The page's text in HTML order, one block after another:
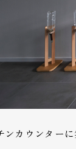
ンカウンター